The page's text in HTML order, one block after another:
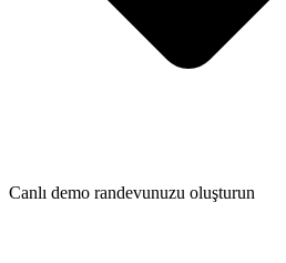
Canlı demo randevunuzu oluşturun